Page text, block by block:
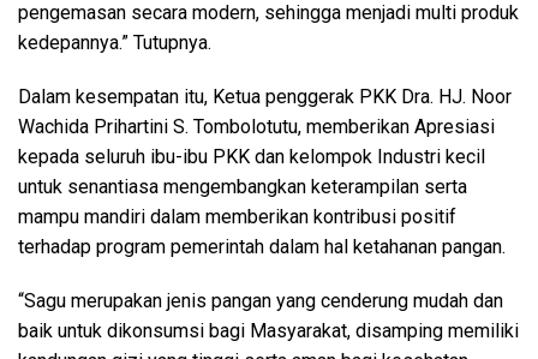
pengemasan secara modern, sehingga menjadi multi produk
kedepannya.” Tutupnya.
Dalam kesempatan itu, Ketua penggerak PKK Dra. HJ. Noor
Wachida Prihartini S. Tombolotutu, memberikan Apresiasi
kepada seluruh ibu-ibu PKK dan kelompok Industri kecil
untuk senantiasa mengembangkan keterampilan serta
mampu mandiri dalam memberikan kontribusi positif
terhadap program pemerintah dalam hal ketahanan pangan.
“Sagu merupakan jenis pangan yang cenderung mudah dan
baik untuk dikonsumsi bagi Masyarakat, disamping memiliki